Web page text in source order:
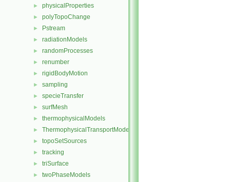
► physicalProperties
► polyTopoChange
► Pstream
► radiationModels
► randomProcesses
► renumber
► rigidBodyMotion
► sampling
► specieTransfer
► surfMesh
► thermophysicalModels
► ThermophysicalTransportModels
► topoSetSources
► tracking
► triSurface
► twoPhaseModels